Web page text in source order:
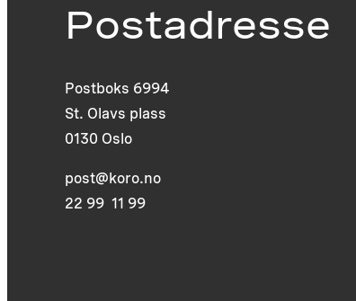
Postadresse
Postboks 6994
St. Olavs plass
0130 Oslo
post@koro.no
22 99 11 99